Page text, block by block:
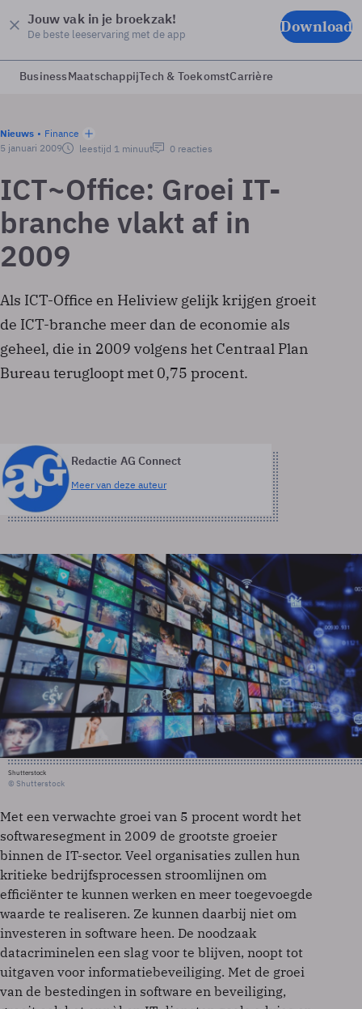
Jouw vak in je broekzak!
De beste leeservaring met de app Download
BusinessMaatschappijTech & ToekomstCarrière
Nieuws
Finance
5 januari 2009
leestijd 1 minuut 0 reacties
ICT~Office: Groei IT-
branche vlakt af in
2009
Als ICT-Office en Heliview gelijk krijgen groeit
de ICT-branche meer dan de economie als
geheel, die in 2009 volgens het Centraal Plan
Bureau terugloopt met 0,75 procent.
Redactie AG Connect
Meer van deze auteur
Shutterstock
© Shutterstock
Met een verwachte groei van 5 procent wordt het
softwaresegment in 2009 de grootste groeier
binnen de IT-sector. Veel organisaties zullen hun
kritieke bedrijfsprocessen stroomlijnen om
efficiënter te kunnen werken en meer toegevoegde
waarde te realiseren. Ze kunnen daarbij niet om
investeren in software heen. De noodzaak
datacriminelen een slag voor te blijven, noopt tot
uitgaven voor informatiebeveiliging. Met de groei
van de bestedingen in software en beveiliging,